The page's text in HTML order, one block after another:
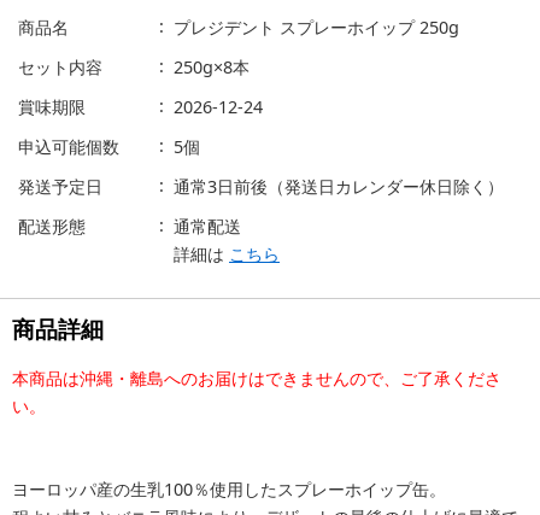
商品名
プレジデント スプレーホイップ 250g
セット内容
250g×8本
賞味期限
2026-12-24
申込可能個数
5個
発送予定日
通常3日前後（発送日カレンダー休日除く）
配送形態
通常配送
詳細は こちら
商品詳細
本商品は沖縄・離島へのお届けはできませんので、ご了承くださ
い。
ヨーロッパ産の生乳100％使用したスプレーホイップ缶。